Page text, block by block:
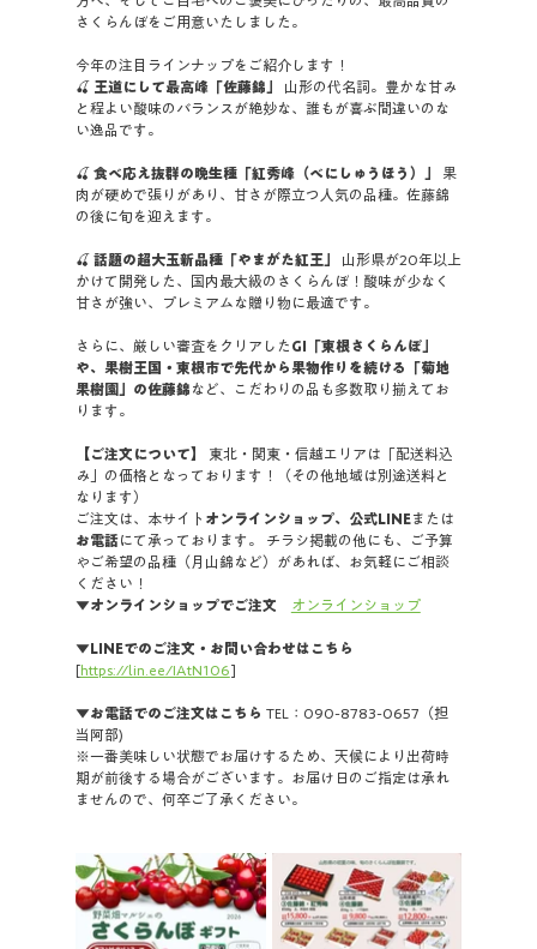
さくらんぼをご用意いたしました。
今年の注目ラインナップをご紹介します！
🍒 王道にして最高峰「佐藤錦」
山形の代名詞。豊かな甘み
と程よい酸味のバランスが絶妙な、誰もが喜ぶ間違いのな
い逸品です。
🍒 食べ応え抜群の晩生種「紅秀峰（べにしゅうほう）」
果
肉が硬めで張りがあり、甘さが際立つ人気の品種。佐藤錦
の後に旬を迎えます。
🍒 話題の超大玉新品種「やまがた紅王」
山形県が20年以上
かけて開発した、国内最大級のさくらんぼ！酸味が少なく
甘さが強い、プレミアムな贈り物に最適です。
さらに、厳しい審査をクリアした GI「東根さくらんぼ」
や、果樹王国・東根市で先代から果物作りを続ける「菊地
果樹園」の佐藤錦 など、こだわりの品も多数取り揃えてお
ります。
【ご注文について】
東北・関東・信越エリアは「配送料込
み」の価格となっております！（その他地域は別途送料と
なります）
ご注文は、本サイト オンラインショップ、公式LINE または
お電話にて承っております。 チラシ掲載の他にも、ご予算
やご希望の品種（月山錦など）があれば、お気軽にご相談
ください！
▼オンラインショップでご注文 オンラインショップ
▼LINEでのご注文・お問い合わせはこちら
[https://lin.ee/IAtN106]
▼お電話でのご注文はこちら TEL：090-8783-0657（担
当阿部)
※一番美味しい状態でお届けするため、天候により出荷時
期が前後する場合がございます。お届け日のご指定は承れ
ませんので、何卒ご了承ください。